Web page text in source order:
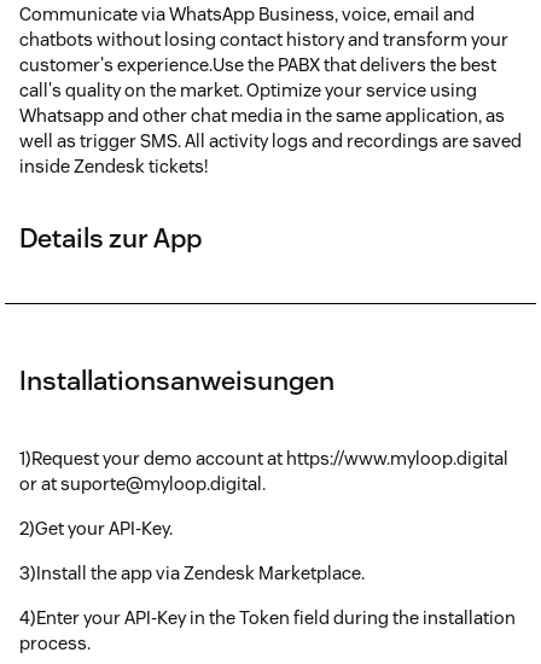
Communicate via WhatsApp Business, voice, email and
chatbots without losing contact history and transform your
customer's experience.Use the PABX that delivers the best
call's quality on the market. Optimize your service using
Whatsapp and other chat media in the same application, as
well as trigger SMS. All activity logs and recordings are saved
inside Zendesk tickets!
Details zur App
Installationsanweisungen
1)Request your demo account at https://www.myloop.digital
or at suporte@myloop.digital.
2)Get your API-Key.
3)Install the app via Zendesk Marketplace.
4)Enter your API-Key in the Token field during the installation
process.